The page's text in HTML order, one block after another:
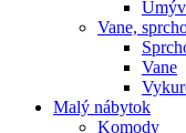
Vane,
Vane
Malý nábytok
Komody